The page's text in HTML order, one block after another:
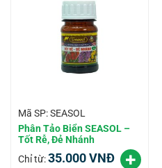
Mã SP: SEASOL
Phân Tảo Biển SEASOL –
Tốt Rễ, Đẻ Nhánh
Chỉ từ:35.000VNĐ